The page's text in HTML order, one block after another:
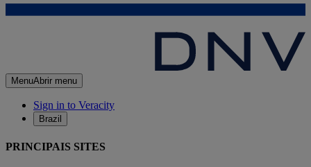
MenuAbrir menu
Sign in to Veracity
Brazil
PRINCIPAIS SITES